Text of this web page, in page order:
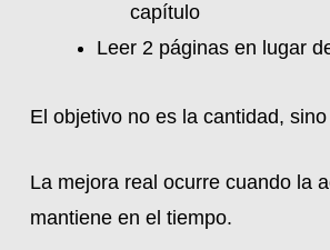
capítulo
Leer 2 páginas en lugar
El objetivo no es la cantidad,
La mejora real ocurre cuando la
mantiene en el tiempo.